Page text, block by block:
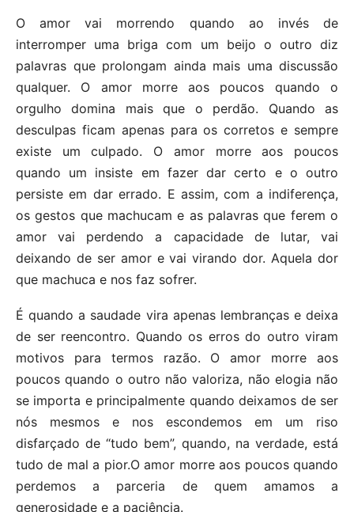
O amor vai morrendo quando ao invés de
interromper uma briga com um beijo o outro diz
palavras que prolongam ainda mais uma discussão
qualquer. O amor morre aos poucos quando o
orgulho domina mais que o perdão. Quando as
desculpas ficam apenas para os corretos e sempre
existe um culpado. O amor morre aos poucos
quando um insiste em fazer dar certo e o outro
persiste em dar errado. E assim, com a indiferença,
os gestos que machucam e as palavras que ferem o
amor vai perdendo a capacidade de lutar, vai
deixando de ser amor e vai virando dor. Aquela dor
que machuca e nos faz sofrer.
É quando a saudade vira apenas lembranças e deixa
de ser reencontro. Quando os erros do outro viram
motivos para termos razão. O amor morre aos
poucos quando o outro não valoriza, não elogia não
se importa e principalmente quando deixamos de ser
nós mesmos e nos escondemos em um riso
disfarçado de “tudo bem”, quando, na verdade, está
tudo de mal a pior.O amor morre aos poucos quando
perdemos a parceria de quem amamos a
generosidade e a paciência.